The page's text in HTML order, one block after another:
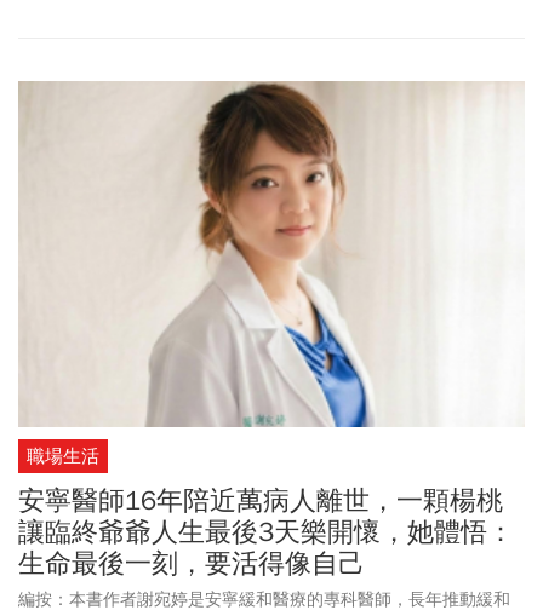
起完整的支持網；曉明基金會則透過數位轉型，讓長輩服務精準而
不失溫度。這些單位以跨越世代的陪伴經驗為基底，發動一場場組
織內的小革命，試圖從改變自身開始，在快速變化的時代，與服務
職場生活
安寧醫師16年陪近萬病人離世，一顆楊桃
讓臨終爺爺人生最後3天樂開懷，她體悟：
生命最後一刻，要活得像自己
編按：本書作者謝宛婷是安寧緩和醫療的專科醫師，長年推動緩和